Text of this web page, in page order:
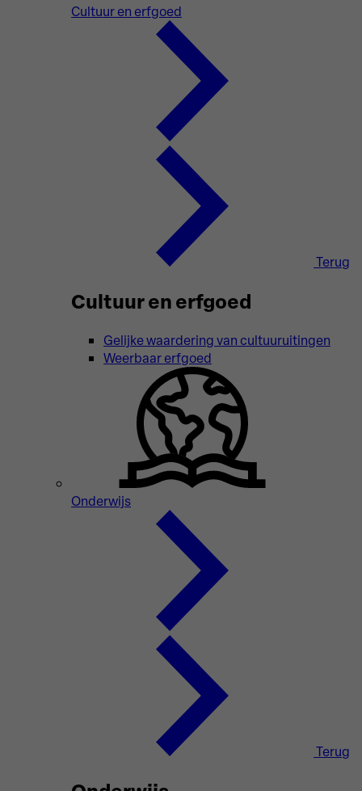
Cultuur en erfgoed
Terug
Cultuur en erfgoed
Gelijke waardering van cultuuruitingen
Weerbaar erfgoed
Onderwijs
Terug